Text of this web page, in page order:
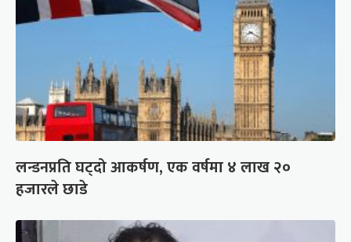
लन्डनप्रति घट्दो आकर्षण, एक वर्षमा ४ लाख २०
हजारले छाडे